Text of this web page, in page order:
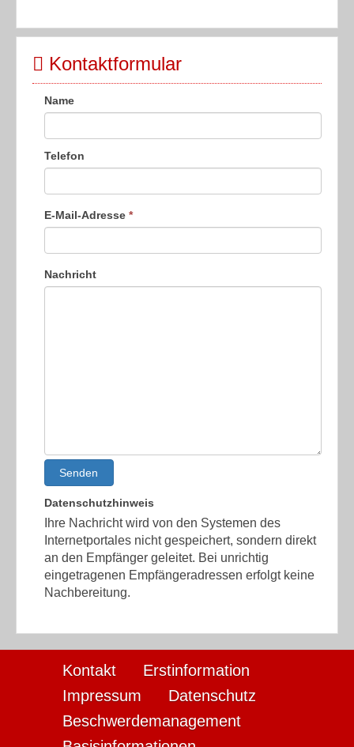
Kontaktformular
Name
Telefon
E-Mail-Adresse *
Nachricht
Senden
Datenschutzhinweis
Ihre Nachricht wird von den Systemen des
Internetportales nicht gespeichert, sondern direkt
an den Empfänger geleitet. Bei unrichtig
eingetragenen Empfängeradressen erfolgt keine
Nachbereitung.
Kontakt
Erstinformation
Impressum
Datenschutz
Beschwerdemanagement